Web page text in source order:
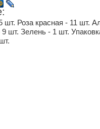
Одинцово
шт. Роза красная - 11 шт.
шт. Зелень - 1 шт.